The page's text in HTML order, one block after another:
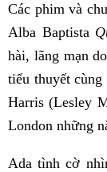
Các phim và
Alba Baptista
hài, lãng mạn
tiểu thuyết
Harris (Lesley
London những
Ada tình cờ